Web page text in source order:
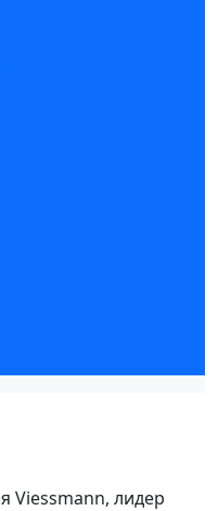
Viessmann, лидер